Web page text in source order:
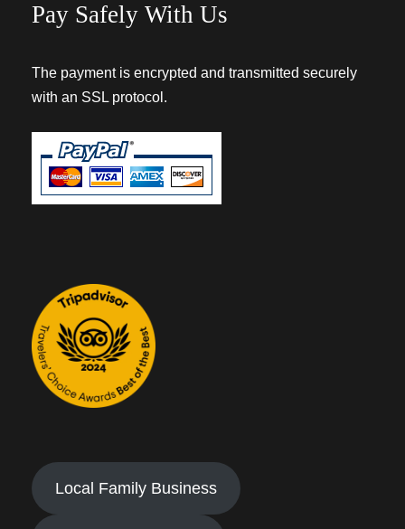
Pay Safely With Us
The payment is encrypted and transmitted securely
with an SSL protocol.
Local Family Business